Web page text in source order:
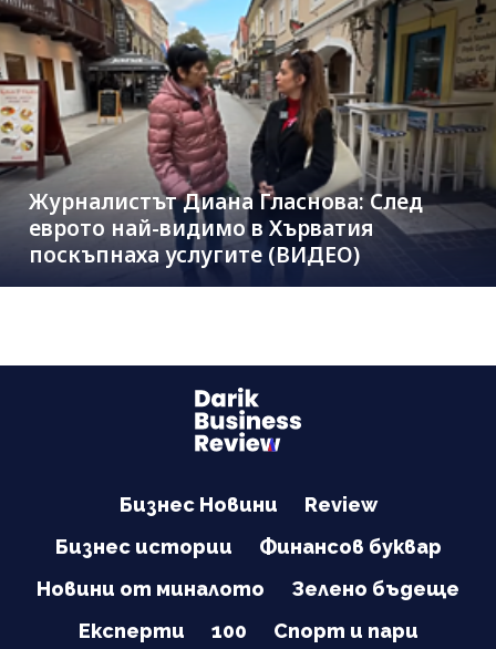
Журналистът Диана Гласнова: След
еврото най-видимо в Хърватия
поскъпнаха услугите (ВИДЕО)
Бизнес Новини
Review
Бизнес истории
Финансов буквар
Новини от миналото
Зелено бъдеще
Експерти
100 Спорт и пари